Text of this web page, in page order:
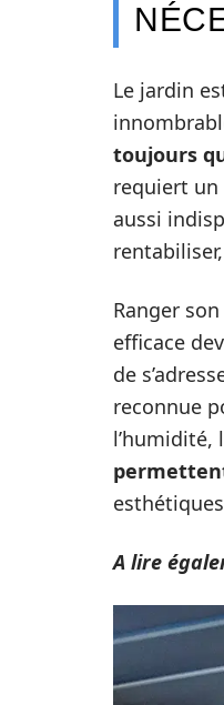
Le jardin
toujours
requiert un
aussi
Ranger
efficace
de
reconnue
l’humidité,
A lire